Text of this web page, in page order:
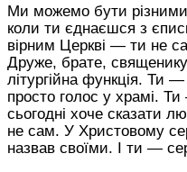
Ми можемо бути
коли ти єднаєшся з
вірним Церкві — ти не
Друже, брате,
літургійна функція. Ти —
просто голос у храмі.
сьогодні хоче сказати
не сам. У Христовому
назвав своїми. І ти —